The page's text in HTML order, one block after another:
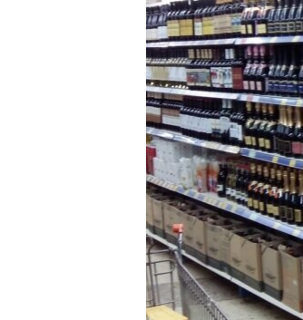
КРЫМ.НЕПОКОРЕННЫЙ
УКРАИНСКАЯ ПРОБЛЕМА КРЫМА